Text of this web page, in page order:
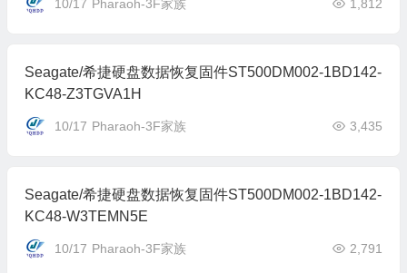
10/17 Pharaoh-3F家族 1,812
Seagate/希捷硬盘数据恢复固件ST500DM002-1BD142-
KC48-Z3TGVA1H
10/17 Pharaoh-3F家族 3,435
Seagate/希捷硬盘数据恢复固件ST500DM002-1BD142-
KC48-W3TEMN5E
10/17 Pharaoh-3F家族 2,791